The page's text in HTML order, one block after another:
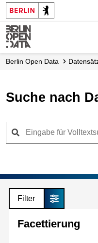
Skip
to
main
content
Berlin Open Data
Suche nach
Filter
Facettierung